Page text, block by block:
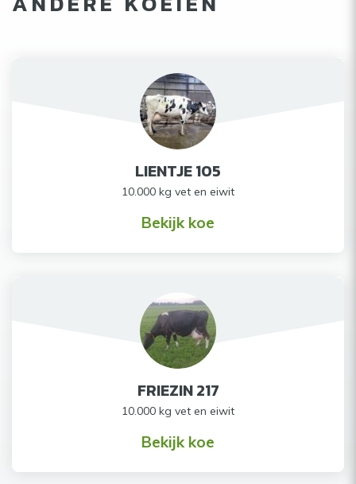
LIENTJE 105
10.000 kg vet en eiwit
Bekijk koe
FRIEZIN 217
10.000 kg vet en eiwit
Bekijk koe